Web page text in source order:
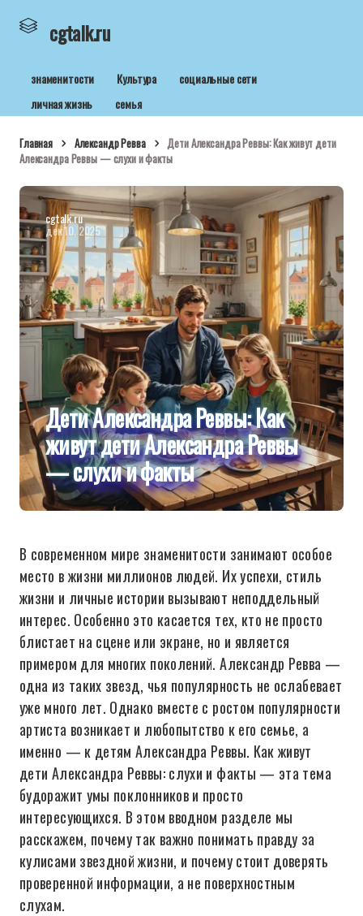
cgtalk.ru
знаменитости Культура
социальные сети
личная жизнь
семья
Главная Александр Ревва
Дети Александра Реввы: Как живут дети
Александра Реввы — слухи и факты
cgtalk.ru
дек 10, 2025
Дети Александра Реввы: Как
живут дети Александра Реввы
— слухи и факты
В современном мире знаменитости занимают особое
место в жизни миллионов людей. Их успехи, стиль
жизни и личные истории вызывают неподдельный
интерес. Особенно это касается тех, кто не просто
блистает на сцене или экране, но и является
примером для многих поколений. Александр Ревва —
одна из таких звезд, чья популярность не ослабевает
уже много лет. Однако вместе с ростом популярности
артиста возникает и любопытство к его семье, а
именно — к детям Александра Реввы. Как живут
дети Александра Реввы: слухи и факты — эта тема
будоражит умы поклонников и просто
интересующихся. В этом вводном разделе мы
расскажем, почему так важно понимать правду за
кулисами звездной жизни, и почему стоит доверять
проверенной информации, а не поверхностным
слухам.